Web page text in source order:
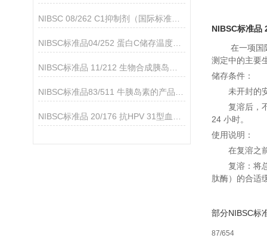
NIBSC 08/262 C1抑制剂（国际标准品）的产品说明
NIBSC标准品
在一项国际
测定中的主要
储存条件：
未开封的
复溶后，
24 小时。
使用说明：
在复溶之
复溶：将
肽酶）的合适
部分NIBSC标
87/654